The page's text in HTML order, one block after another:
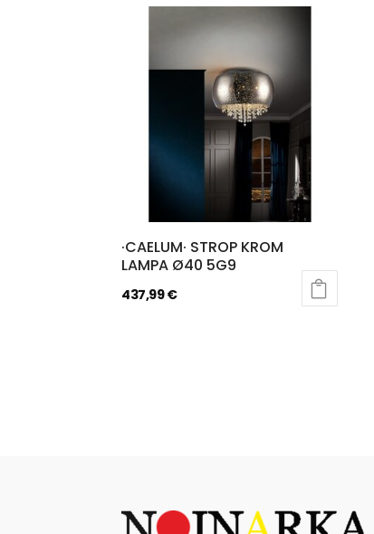
·CAELUM· STROP KROM
LAMPA Ø40 5G9
437,99€